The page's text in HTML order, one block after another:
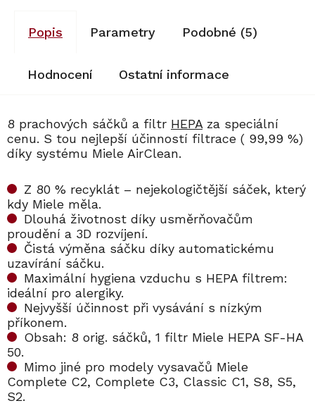
Popis Parametry Podobné (5)
Hodnocení Ostatní informace
8 prachových sáčků a filtr HEPA za speciální
cenu. S tou nejlepší účinností filtrace ( 99,99 %)
díky systému Miele AirClean.
Z 80 % recyklát – nejekologičtější sáček, který
kdy Miele měla.
Dlouhá životnost díky usměrňovačům
proudění a 3D rozvíjení.
Čistá výměna sáčku díky automatickému
uzavírání sáčku.
Maximální hygiena vzduchu s HEPA filtrem:
ideální pro alergiky.
Nejvyšší účinnost při vysávání s nízkým
příkonem.
Obsah: 8 orig. sáčků, 1 filtr Miele HEPA SF-HA
50.
Mimo jiné pro modely vysavačů Miele
Complete C2, Complete C3, Classic C1, S8, S5,
S2.